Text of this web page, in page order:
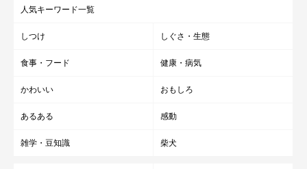
人気キーワード一覧
しつけ しぐさ・生態
食事・フード 健康・病気
かわいい おもしろ
あるある 感動
雑学・豆知識 柴犬